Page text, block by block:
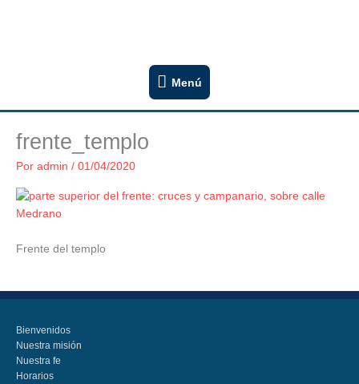
Menú
Menú
frente_templo
Por admin / 01/04/2020
Frente del templo
Bienvenidos
Nuestra misión
Nuestra fe
Horarios